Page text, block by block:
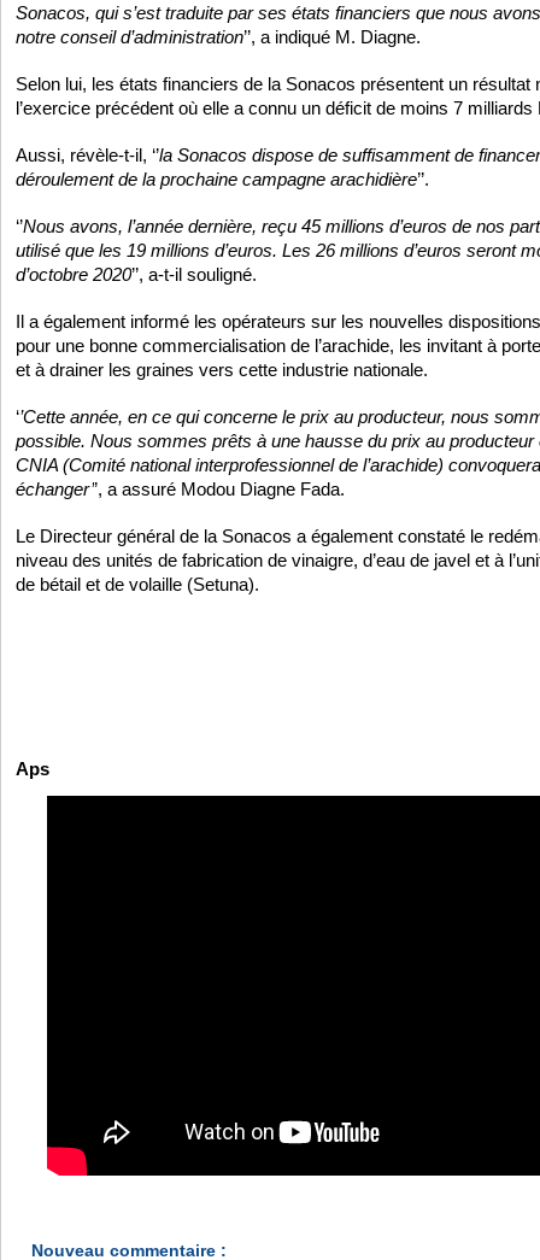
Sonacos, qui s’est traduite par ses états financiers que nous
notre conseil d’administration’’, a indiqué M. Diagne.
Selon lui, les états financiers de la Sonacos présentent un résultat
l’exercice précédent où elle a connu un déficit de moins 7 milliards
Aussi, révèle-t-il, ‘’la Sonacos dispose de suffisamment de
déroulement de la prochaine campagne arachidière’’.
‘’Nous avons, l’année dernière, reçu 45 millions d’euros de nos
utilisé que les 19 millions d’euros. Les 26 millions d’euros seront
d’octobre 2020’’, a-t-il souligné.
Il a également informé les opérateurs sur les nouvelles
pour une bonne commercialisation de l’arachide, les invitant à
et à drainer les graines vers cette industrie nationale.
‘’Cette année, en ce qui concerne le prix au producteur, nous
possible. Nous sommes prêts à une hausse du prix au
CNIA (Comité national interprofessionnel de l’arachide)
échanger’’, a assuré Modou Diagne Fada.
Le Directeur général de la Sonacos a également constaté le
niveau des unités de fabrication de vinaigre, d’eau de javel et à
de bétail et de volaille (Setuna).
Aps
Nouveau commentaire :